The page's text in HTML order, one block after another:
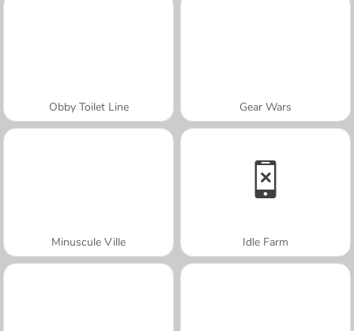
Obby Toilet Line Gear Wars
Minuscule Ville Idle Farm